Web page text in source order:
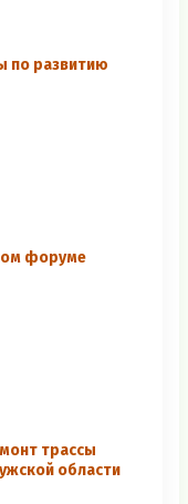
по развитию
форуме
трассы
области